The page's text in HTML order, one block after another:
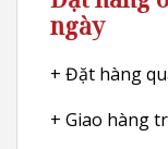
ngày
+ Đặt hàng
+ Giao hàng